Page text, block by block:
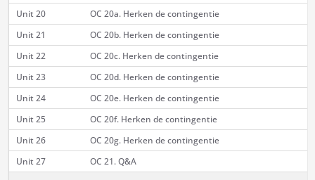
Unit 20
OC 20a. Herken de contingentie
Unit 21
OC 20b. Herken de contingentie
Unit 22
OC 20c. Herken de contingentie
Unit 23
OC 20d. Herken de contingentie
Unit 24
OC 20e. Herken de contingentie
Unit 25
OC 20f. Herken de contingentie
Unit 26
OC 20g. Herken de contingentie
Unit 27
OC 21. Q&A